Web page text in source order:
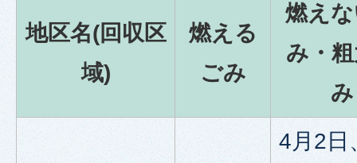
地区名(回収区
域)
燃える
ごみ
燃え
み・
み
4月2日